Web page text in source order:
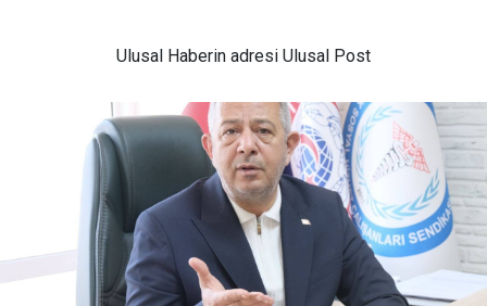
Ulusal Haberin adresi Ulusal Post